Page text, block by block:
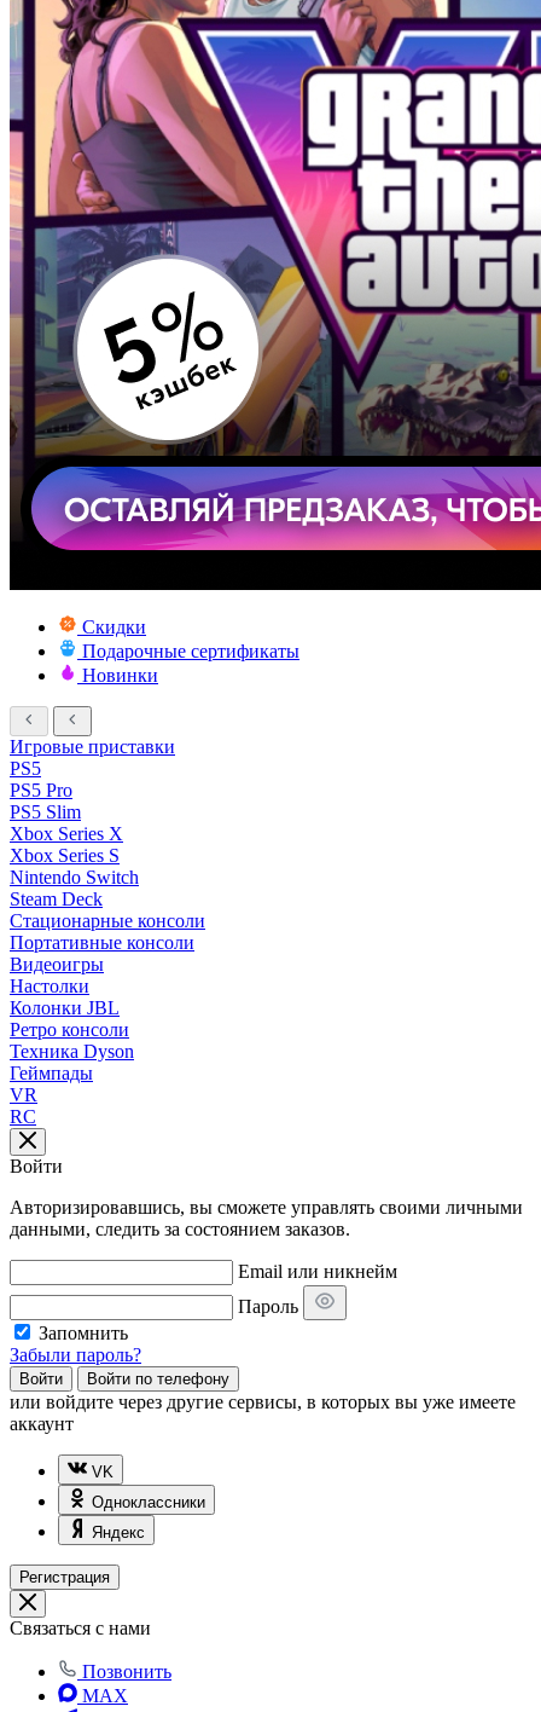
Скидки
Подарочные сертификаты
Новинки
Игровые приставки
PS5
PS5 Pro
PS5 Slim
Xbox Series X
Xbox Series S
Nintendo Switch
Steam Deck
Стационарные консоли
Портативные консоли
Видеоигры
Настолки
Колонки JBL
Ретро консоли
Техника Dyson
Геймпады
VR
RC
Войти
Авторизировавшись, вы сможете управлять своими личными
данными, следить за состоянием заказов.
Email или никнейм
Пароль
Запомнить
Забыли пароль?
Войти Войти по телефону
или войдите через другие сервисы, в которых вы уже имеете
аккаунт
VK
Одноклассники
Яндекс
Регистрация
Связаться с нами
Позвонить
MAX